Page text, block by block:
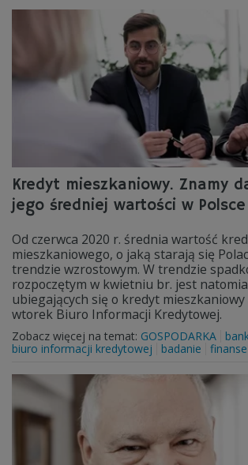
Kredyt mieszkaniowy. Znamy
jego średniej wartości w Polsce
Od czerwca 2020 r. średnia wartość
mieszkaniowego, o jaką starają się
trendzie wzrostowym. W trendzie
rozpoczętym w kwietniu br. jest
ubiegających się o kredyt mieszkaniowy
wtorek Biuro Informacji Kredytowej.
Zobacz więcej na temat: GOSPODARKA
biuro informacji kredytowej
badanie